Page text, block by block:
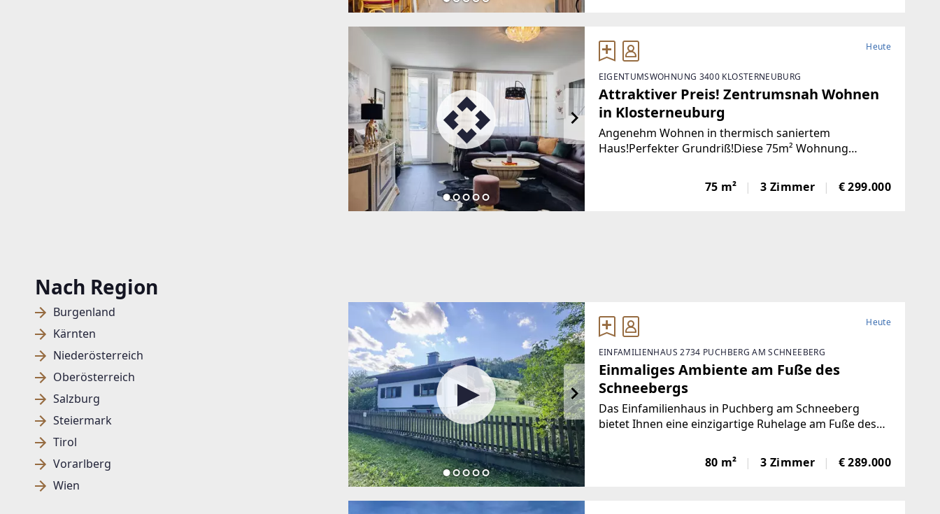
Nach Region
Burgenland
Kärnten
Niederösterreich
Oberösterreich
Salzburg
Steiermark
Tirol
Vorarlberg
Wien
Heute
EIGENTUMSWOHNUNG 3400 KLOSTERNEUBURG
Attraktiver Preis! Zentrumsnah Wohnen
in Klosterneuburg
Angenehm Wohnen in thermisch saniertem
Haus!Perfekter Grundriß!Diese 75m² Wohnung
Grundriß. Die 75m² bieten ein großzügiges
Wohnzimmer mit Ausgang auf den
75 m² 3 Zimmer € 299.000
Heute
EINFAMILIENHAUS 2734 PUCHBERG AM SCHNEEBERG
Einmaliges Ambiente am Fuße des
Schneebergs
Das Einfamilienhaus in Puchberg am Schneeberg
bietet Ihnen eine einzigartige Ruhelage am Fuße des
ein Zuhause, das Qualität und Gemütlichkeit perfekt
verbindet. Ideal als Rückzugsort oder dauerhafter
80 m² 3 Zimmer € 289.000